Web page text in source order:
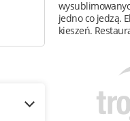
jedno co jedzą.
kieszeń.